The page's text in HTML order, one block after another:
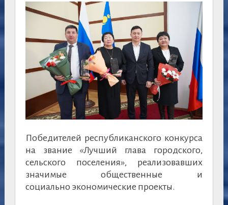
Победителей республиканского конкурса
на звание «Лучший глава городского,
сельского поселения», реализовавших
значимые общественные и
социально экономические проекты.